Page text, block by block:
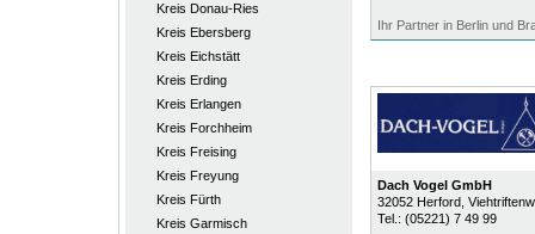
Kreis Donau-Ries
Kreis Ebersberg
Kreis Eichstätt
Kreis Erding
Kreis Erlangen
Kreis Forchheim
Kreis Freising
Kreis Freyung
Kreis Fürth
Kreis Garmisch
Ihr Partner in Berlin und
Dach Vogel GmbH
32052 Herford,
Tel.: (05221) 7 49 99